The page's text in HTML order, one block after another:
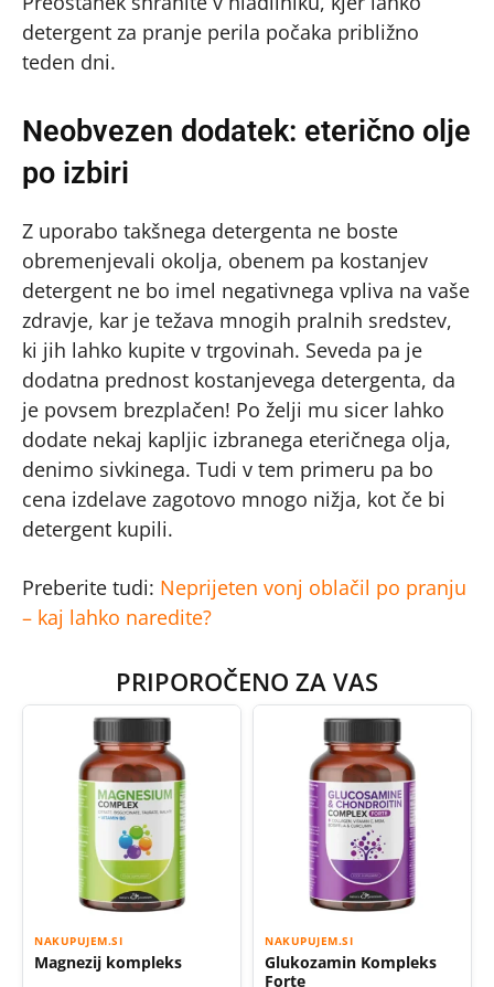
detergent za pranje perila počaka približno
teden dni.
Neobvezen dodatek: eterično olje
po izbiri
Z uporabo takšnega detergenta ne boste
obremenjevali okolja, obenem pa kostanjev
detergent ne bo imel negativnega vpliva na vaše
zdravje, kar je težava mnogih pralnih sredstev,
ki jih lahko kupite v trgovinah. Seveda pa je
dodatna prednost kostanjevega detergenta, da
je povsem brezplačen! Po želji mu sicer lahko
dodate nekaj kapljic izbranega eteričnega olja,
denimo sivkinega. Tudi v tem primeru pa bo
cena izdelave zagotovo mnogo nižja, kot če bi
detergent kupili.
Preberite tudi: Neprijeten vonj oblačil po pranju
– kaj lahko naredite?
PRIPOROČENO ZA VAS
NAKUPUJEM.SI
Magnezij kompleks
NAKUPUJEM.SI
Glukozamin Kompleks
Forte